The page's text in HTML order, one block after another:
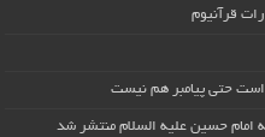
قرآنیوم
حتی پیامبر هم نیست
امام حسین علیه السلام منتشر شد